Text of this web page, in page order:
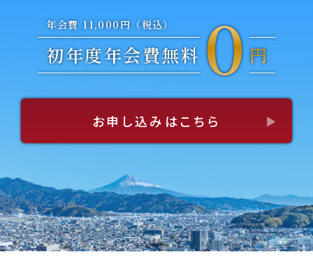
年会費 11,000円（税込）
初年度年会費無料 0 円
お申し込みはこちら